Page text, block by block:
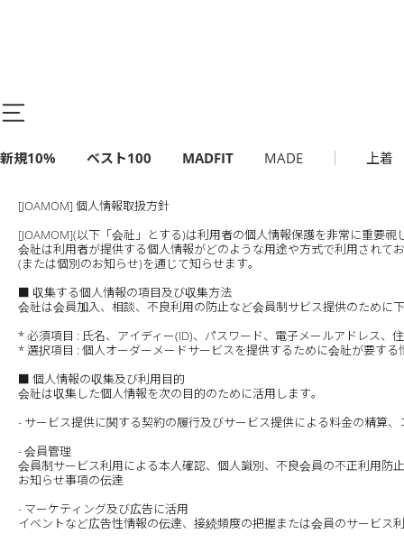
新規10% ベスト100 MADFIT MADE 上着
[JOAMOM] 個人情報取扱方針
[JOAMOM](以下「会社」とする)は利用者の個人情報保護を非常に重要
会社は利用者が提供する個人情報がどのような用途や方式で利用され
(または個別のお知らせ)を通じて知らせます。
■ 収集する個人情報の項目及び収集方法
会社は会員加入、相談、不良利用の防止など会員制サビス提供のために
* 必須項目 : 氏名、アイディー(ID)、パスワード、電子メールアドレス、
* 選択項目 : 個人オーダーメードサービスを提供するために会社が要する
■ 個人情報の収集及び利用目的
会社は収集した個人情報を次の目的のために活用します。
- サービス提供に関する契約の履行及びサービス提供による料金の精算
- 会員管理
会員制サービス利用による本人確認、個人識別、不良会員の不正利用
お知らせ事項の伝達
- マーケティング及び広告に活用
イベントなど広告性情報の伝達、接続頻度の把握または会員のサービス